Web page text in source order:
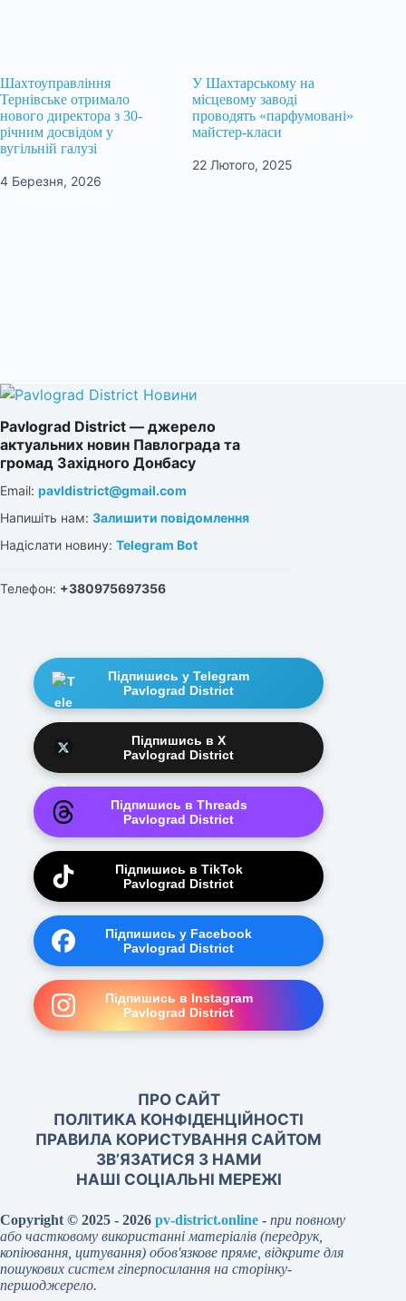
Шахтоуправління
Тернівське отримало
нового директора з 30-
річним досвідом у
вугільній галузі
4 Березня, 2026
У Шахтарському на
місцевому заводі
проводять «парфумовані»
майстер-класи
22 Лютого, 2025
Pavlograd District — джерело
актуальних новин Павлограда та
громад Західного Донбасу
Email: pavldistrict@gmail.com
Напишіть нам: Залишити повідомлення
Надіслати новину: Telegram Bot
Телефон: +380975697356
Підпишись у Telegram
Pavlograd District
Підпишись в X
Pavlograd District
Підпишись в Threads
Pavlograd District
Підпишись в TikTok
Pavlograd District
Підпишись у Facebook
Pavlograd District
Підпишись в Instagram
Pavlograd District
ПРО САЙТ
ПОЛІТИКА КОНФІДЕНЦІЙНОСТІ
ПРАВИЛА КОРИСТУВАННЯ САЙТОМ
ЗВ’ЯЗАТИСЯ З НАМИ
НАШІ СОЦІАЛЬНІ МЕРЕЖІ
Copyright © 2025 - 2026 pv-district.online - при повному
або частковому використанні матеріалів (передрук,
копіювання, цитування) обов'язкове пряме, відкрите для
пошукових систем гіперпосилання на сторінку-
першоджерело.